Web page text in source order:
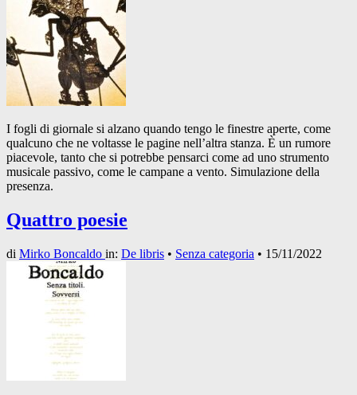
I fogli di giornale si alzano quando tengo le finestre aperte, come
qualcuno che ne voltasse le pagine nell’altra stanza. È un rumore
piacevole, tanto che si potrebbe pensarci come ad uno strumento
musicale passivo, come le campane a vento. Simulazione della
presenza.
Quattro poesie
di Mirko Boncaldo in: De libris • Senza categoria • 15/11/2022